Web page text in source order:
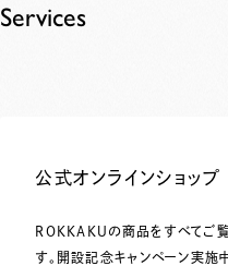
Services
公式オンラインショップ
ROKKAKUの商品をすべてご
す。開設記念キャンペーン実施